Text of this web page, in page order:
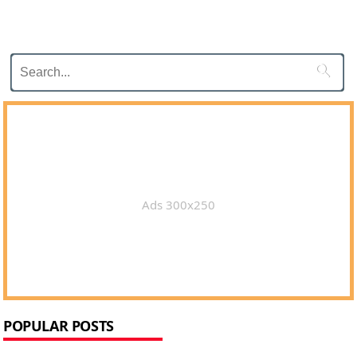

Ads 300x250
POPULAR POSTS